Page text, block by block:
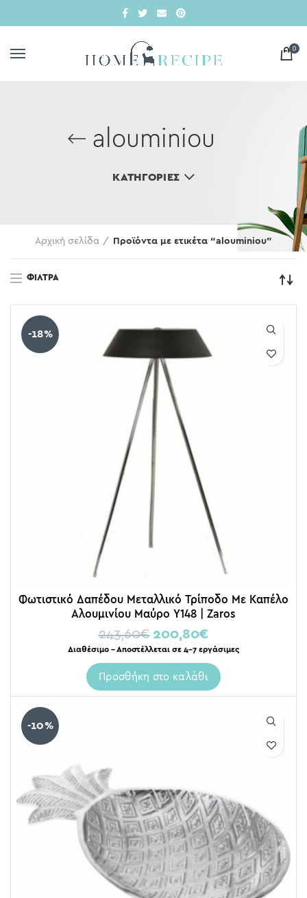
0
alouminiou
ΚΑΤΗΓΟΡΊΕΣ
Αρχική σελίδα Προϊόντα με ετικέτα “alouminiou”
ΦΊΛΤΡΑ
-18%
Φωτιστικό Δαπέδου Μεταλλικό Τρίποδο Με Καπέλο
Αλουμινίου Μαύρο Υ148 | Zaros
243,60€ 200,80€
Διαθέσιμο – Αποστέλλεται σε 4-7 εργάσιμες
Προσθήκη στο καλάθι
-10%